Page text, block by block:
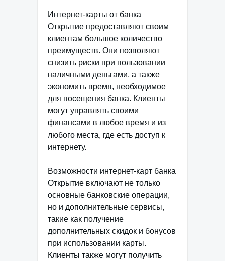
Интернет-карты от банка
Открытие предоставляют своим
клиентам большое количество
преимуществ. Они позволяют
снизить риски при пользовании
наличными деньгами, а также
экономить время, необходимое
для посещения банка. Клиенты
могут управлять своими
финансами в любое время и из
любого места, где есть доступ к
интернету.
Возможности интернет-карт банка
Открытие включают не только
основные банковские операции,
но и дополнительные сервисы,
такие как получение
дополнительных скидок и бонусов
при использовании карты.
Клиенты также могут получить